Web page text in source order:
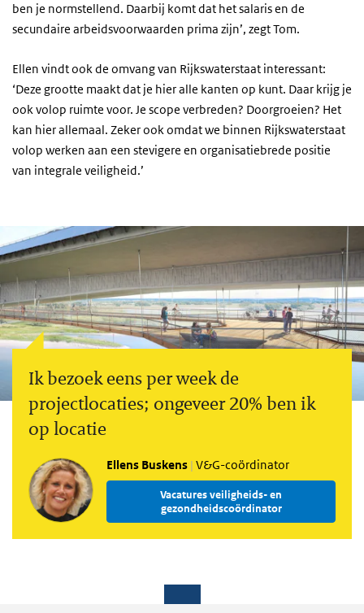
ben je normstellend. Daarbij komt dat het salaris en de
secundaire arbeidsvoorwaarden prima zijn’, zegt Tom.
Ellen vindt ook de omvang van Rijkswaterstaat interessant:
‘Deze grootte maakt dat je hier alle kanten op kunt. Daar krijg je
ook volop ruimte voor. Je scope verbreden? Doorgroeien? Het
kan hier allemaal. Zeker ook omdat we binnen Rijkswaterstaat
volop werken aan een stevigere en organisatiebrede positie
van integrale veiligheid.’
Ik bezoek eens per week de
projectlocaties; ongeveer 20% ben ik
op locatie
Ellens Buskens V&G-coördinator
Vacatures veiligheids- en
gezondheidscoördinator